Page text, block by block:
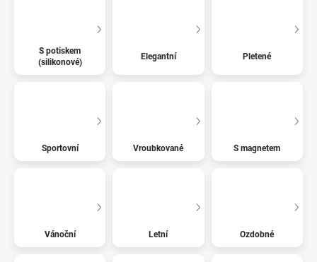
S potiskem
(silikonové)
Elegantní Pletené
Sportovní Vroubkované S magnetem
Vánoční Letní Ozdobné